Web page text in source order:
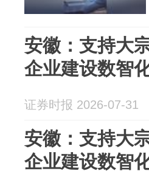
安徽：支持大
企业建设数智
证券时报 2026-07-31
安徽：支持大
企业建设数智